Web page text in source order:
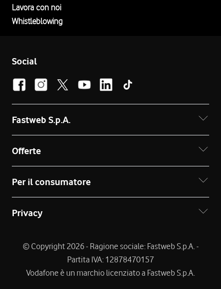
Lavora con noi
Whistleblowing
Social
Fastweb S.p.A.
Offerte
Per il consumatore
Privacy
© Copyright 2026 - Ragione sociale: Fastweb S.p.A. -
Partita IVA: 12878470157
Vodafone è un marchio licenziato a Fastweb S.p.A.